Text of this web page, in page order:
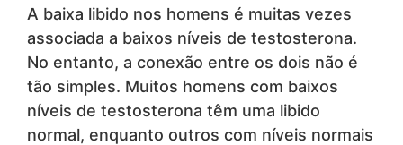
A baixa libido nos homens é muitas vezes
associada a baixos níveis de testosterona.
No entanto, a conexão entre os dois não é
tão simples. Muitos homens com baixos
níveis de testosterona têm uma libido
normal, enquanto outros com níveis normais